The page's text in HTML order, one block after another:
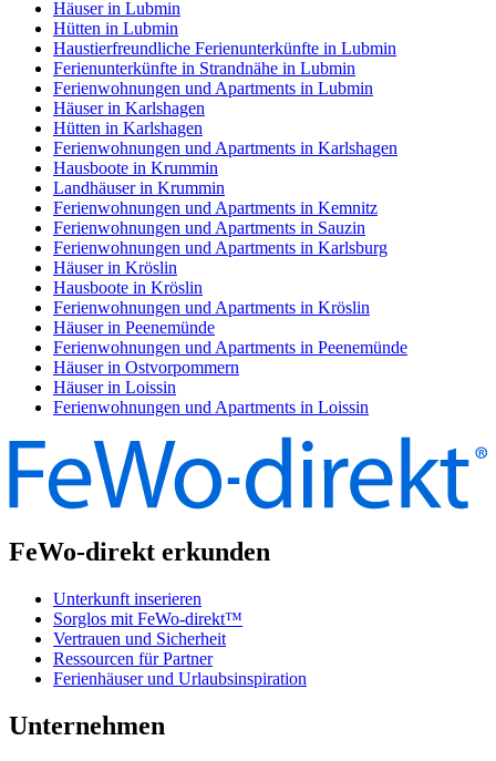
Häuser in Lubmin
Hütten in Lubmin
Haustierfreundliche Ferienunterkünfte in Lubmin
Ferienunterkünfte in Strandnähe in Lubmin
Ferienwohnungen und Apartments in Lubmin
Häuser in Karlshagen
Hütten in Karlshagen
Ferienwohnungen und Apartments in Karlshagen
Hausboote in Krummin
Landhäuser in Krummin
Ferienwohnungen und Apartments in Kemnitz
Ferienwohnungen und Apartments in Sauzin
Ferienwohnungen und Apartments in Karlsburg
Häuser in Kröslin
Hausboote in Kröslin
Ferienwohnungen und Apartments in Kröslin
Häuser in Peenemünde
Ferienwohnungen und Apartments in Peenemünde
Häuser in Ostvorpommern
Häuser in Loissin
Ferienwohnungen und Apartments in Loissin
FeWo-direkt erkunden
Unterkunft inserieren
Sorglos mit FeWo-direkt™
Vertrauen und Sicherheit
Ressourcen für Partner
Ferienhäuser und Urlaubsinspiration
Unternehmen